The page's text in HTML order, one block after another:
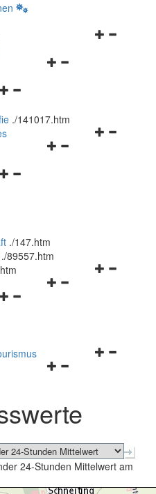
Navigationsmenü
Navigationsmenü
./141017.htm
Navigationsmenü
Navigationsmenü
./147.htm
./89557.htm
Navigationsmenü
Navigationsmenü
Navigationsmenü
schließen
24-Stunden Mittelwert am